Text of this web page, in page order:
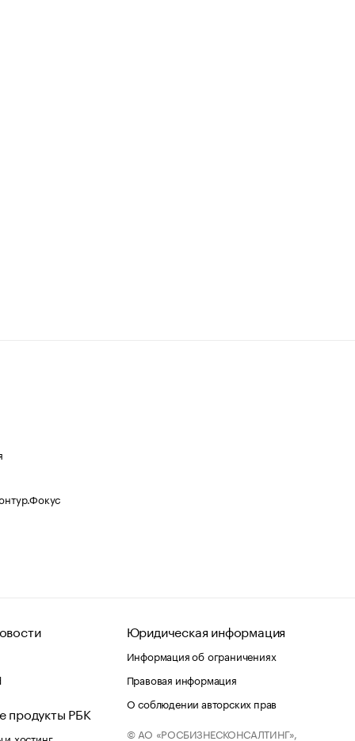
продукты РБК
хостинг
Юридическая информация
Информация об ограничениях
Правовая информация
О соблюдении авторских прав
© АО «РОСБИЗНЕСКОНСАЛТИНГ»,